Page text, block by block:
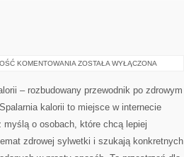
KOMENTOWANIA CZYTELNICZE
ZOSTAŁA WYŁĄCZONA
– rozbudowany przewodnik po zdrowym
kalorii to miejsce w internecie
myślą o osobach, które chcą lepiej
zdrowej sylwetki i szukają konkretnych